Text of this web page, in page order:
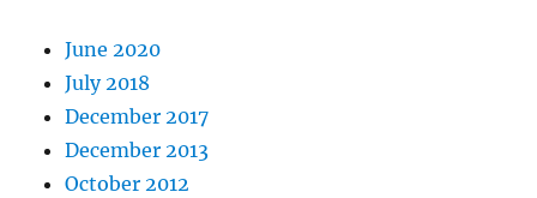
June 2020
July 2018
December 2017
December 2013
October 2012